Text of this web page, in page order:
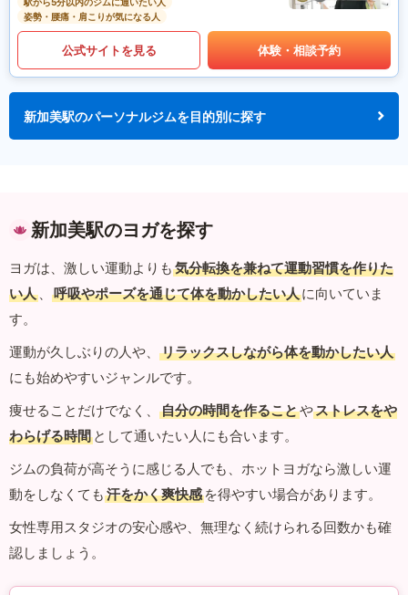
駅から5分以内のジムに通いたい人
姿勢・腰痛・肩こりが気になる人
公式サイトを見る 体験・相談予約
新加美駅のパーソナルジムを目的別に探す
新加美駅のヨガを探す
ヨガは、激しい運動よりも 気分転換を兼ねて運動習慣を作りた
い人 、 呼吸やポーズを通じて体を動かしたい人に向いていま
す。
運動が久しぶりの人や、
リラックスしながら体を動かしたい人
にも始めやすいジャンルです。
痩せることだけでなく、
自分の時間を作ることやストレスをや
わらげる時間 として通いたい人にも合います。
ジムの負荷が高そうに感じる人でも、ホットヨガなら激しい運
動をしなくても 汗をかく爽快感 を得やすい場合があります。
女性専用スタジオの安心感や、無理なく続けられる回数かも確
認しましょう。